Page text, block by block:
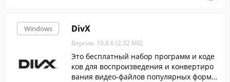
Windows DivX
Версия: 10.8.6 (2.32 МБ)
Это бесплатный набор программ и коде
ков для воспроизведения и конвертиро
вания видео-файлов популярных форма